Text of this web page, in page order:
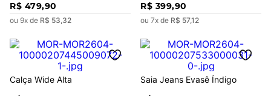
R$ 479,90
ou 9x de R$ 53,32
R$ 399,90
ou 7x de R$ 57,12
Calça Wide Alta Saia Jeans Evasê Índigo